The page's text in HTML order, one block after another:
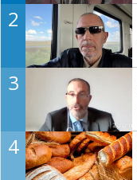
2
3
4